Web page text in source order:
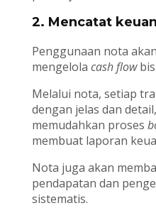
2. Mencatat
Penggunaan nota
mengelola cash flow
Melalui nota, setiap
dengan jelas dan
memudahkan proses
membuat laporan
Nota juga akan
pendapatan dan
sistematis.